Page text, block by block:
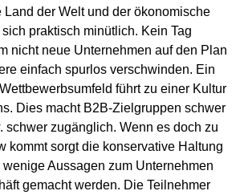
Land der Welt und der ökonomische
praktisch minütlich. Kein Tag
nicht neue Unternehmen auf den Plan
einfach spurlos verschwinden. Ein
führt zu einer Kultur
Dies macht B2B-Zielgruppen schwer
schwer zugänglich. Wenn es doch zu
kommt sorgt die konservative Haltung
wenige Aussagen zum Unternehmen
gemacht werden. Die Teilnehmer